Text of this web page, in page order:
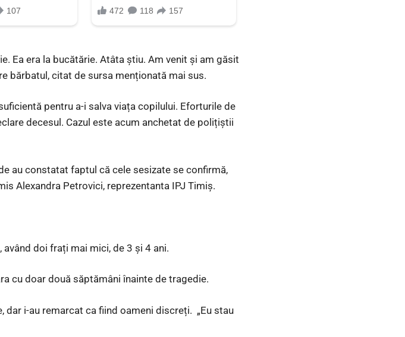
Ea era la bucătărie. Atâta ştiu. Am venit şi am găsit
bărbatul, citat de sursa menționată mai sus.
pentru a-i salva viața copilului. Eforturile de
decesul. Cazul este acum anchetat de polițiștii
au constatat faptul că cele sesizate se confirmă,
Alexandra Petrovici, reprezentanta IPJ Timiș.
doi frați mai mici, de 3 și 4 ani.
cu doar două săptămâni înainte de tragedie.
dar i-au remarcat ca fiind oameni discreți. „Eu stau